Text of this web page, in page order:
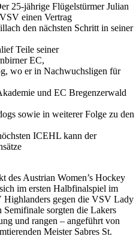
25-jährige Flügelstürmer Julian
einen Vertrag
den nächsten Schritt in seiner
Teile seiner
EC,
wo er in Nachwuchsligen für
und EC Bregenzerwald
sowie in weiterer Folge zu den
ICEHL kann der
des Austrian Women’s Hockey
im ersten Halbfinalspiel im
gegen die VSV Lady
sorgten die Lakers
und rangen – angeführt von
Meister Sabres St.